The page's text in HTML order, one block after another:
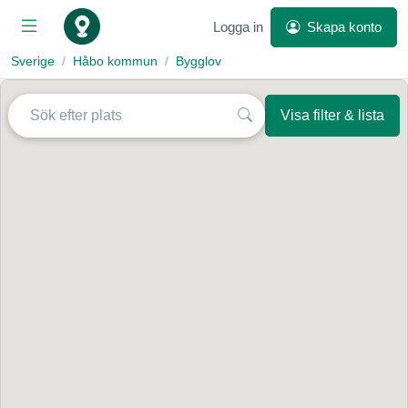
Logga in Skapa konto
Sverige Håbo kommun Bygglov
Visa filter & lista